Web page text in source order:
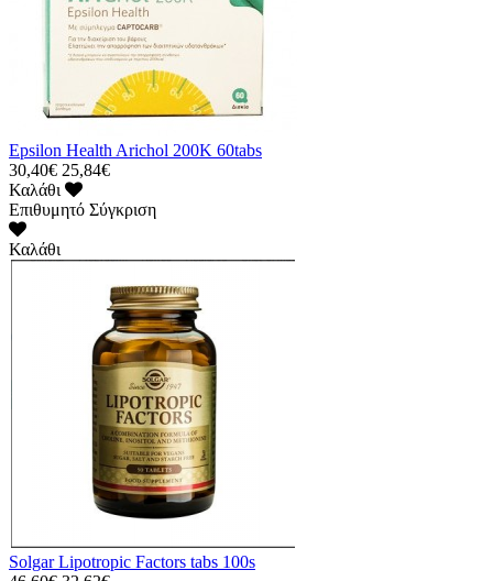
Epsilon Health Arichol 200K 60tabs
30,40€ 25,84€
Καλάθι
Επιθυμητό Σύγκριση
Καλάθι
Solgar Lipotropic Factors tabs 100s